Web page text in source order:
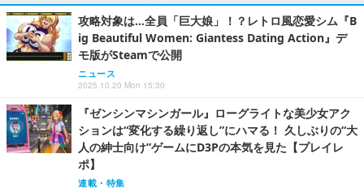
攻略対象は…全員「巨大娘」！？レトロ風恋愛シム『B
ig Beautiful Women: Giantess Dating Action』デ
モ版がSteamで公開
ニュース
2025.10.20 Mon 15:30
『ゼンシンマシンガール』ローグライトな美少女アク
ションは“変化する繰り返し”にハマる！ 久しぶりの“大
人の紳士向け”ゲームにD3Pの本気を見た【プレイレ
ポ】
連載・特集